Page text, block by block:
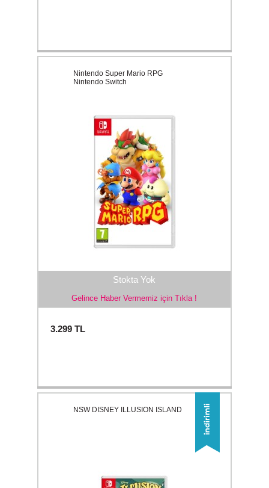
Stokta Yok
Gelince Haber Vermemiz için Tıkla !
Nintendo Super Mario RPG
Nintendo Switch
3.299TL
NSW DISNEY ILLUSION ISLAND